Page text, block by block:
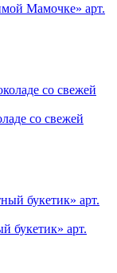
Мамочке» арт.
со свежей
букетик» арт.